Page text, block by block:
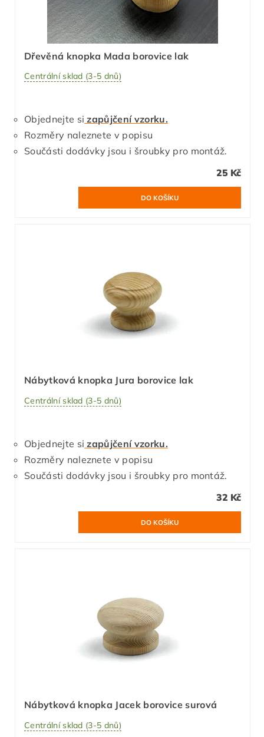
Dřevěná knopka Mada borovice lak
Centrální sklad (3-5 dnů)
Objednejte si zapůjčení vzorku.
Rozměry naleznete v popisu
Součásti dodávky jsou i šroubky pro montáž.
25 Kč
Nábytková knopka Jura borovice lak
Centrální sklad (3-5 dnů)
Objednejte si zapůjčení vzorku.
Rozměry naleznete v popisu
Součásti dodávky jsou i šroubky pro montáž.
32 Kč
Nábytková knopka Jacek borovice surová
Centrální sklad (3-5 dnů)